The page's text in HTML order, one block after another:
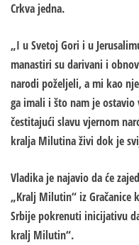
Crkva jedna.
„I u Svetoj Gori i u
manastiri su darivani i
narodi poželjeli, a mi kao
ga imali i što nam je
čestitajući slavu vjernom
kralja Milutina živi dok je
Vladika je najavio da će
„Kralj Milutin“ iz Gračanice
Srbije pokrenuti inicijativu
kralj Milutin“.